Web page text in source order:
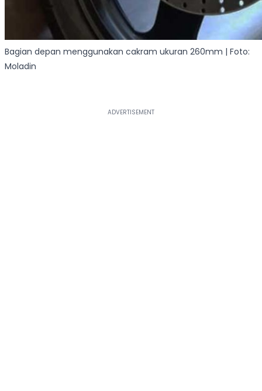
Bagian depan menggunakan cakram ukuran 260mm | Foto:
Moladin